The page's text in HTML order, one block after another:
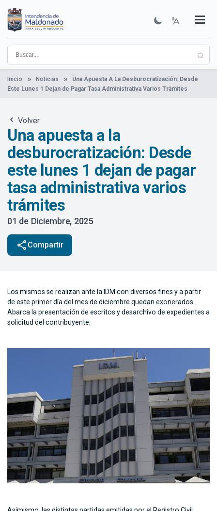
contenido
principal
Institucional
Municipios
Descubre Maldonado
Comunicación
Servicios
Guía De Trámites
Ver Noticias
Inicio Noticias
Una Apuesta A La Desburocratización: Desde
Este Lunes 1 Dejan de Pagar Tasa Administrativa Varios Trámites
Volver
Una apuesta a la
desburocratización: Desde
este lunes 1 dejan de pagar
tasa administrativa varios
trámites
01 de Diciembre, 2025
share Compartir
Los mismos se realizan ante la IDM con diversos fines y a partir
de este primer día del mes de diciembre quedan exonerados.
Abarca la presentación de escritos y desarchivo de expedientes a
solicitud del contribuyente.